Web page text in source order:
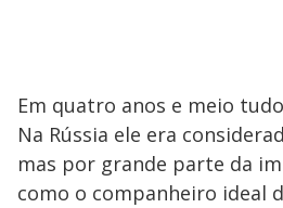
Em quatro anos e meio
Na Rússia ele era
mas por grande parte da
como o companheiro ideal